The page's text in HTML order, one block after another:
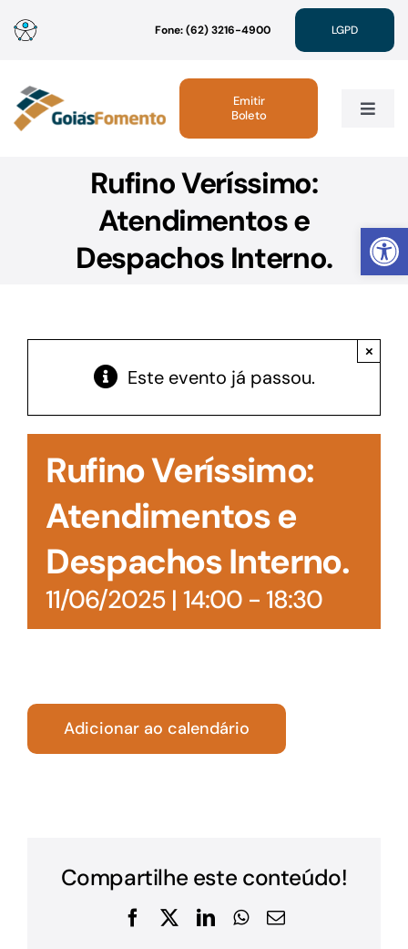
Abrir
para
conteúdo
Fone: (62) 3216-4900 LGPD
Toggle
Institucional
Linhas de Crédito
Acesso à Informação
Emitir
Boleto
Rufino Veríssimo:
Atendimentos e
Despachos Interno.
Este evento já passou.
×
Rufino Veríssimo:
Atendimentos e
Despachos Interno.
11/06/2025 | 14:00- 18:30
Adicionar ao calendário
Compartilhe este conteúdo!
Facebook
X LinkedInWhatsApp
E-